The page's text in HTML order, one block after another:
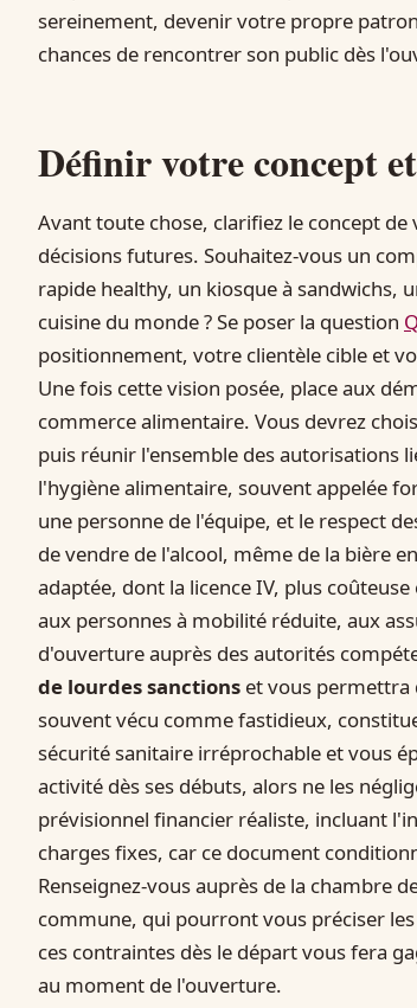
sereinement, devenir votre propre
chances de rencontrer son public dès
Définir votre concept
Avant toute chose, clarifiez le concept
décisions futures. Souhaitez-vous un
rapide healthy, un kiosque à sandwichs,
cuisine du monde ? Se poser la question
positionnement, votre clientèle cible et
Une fois cette vision posée, place aux
commerce alimentaire. Vous devrez
puis réunir l'ensemble des autorisations
l'hygiène alimentaire, souvent appelée
une personne de l'équipe, et le respect
de vendre de l'alcool, même de la bière
adaptée, dont la licence IV, plus
aux personnes à mobilité réduite, aux
d'ouverture auprès des autorités
de lourdes sanctions et vous permettra
souvent vécu comme fastidieux,
sécurité sanitaire irréprochable et vous
activité dès ses débuts, alors ne les
prévisionnel financier réaliste, incluant
charges fixes, car ce document
Renseignez-vous auprès de la chambre
commune, qui pourront vous préciser
ces contraintes dès le départ vous fera
au moment de l'ouverture.